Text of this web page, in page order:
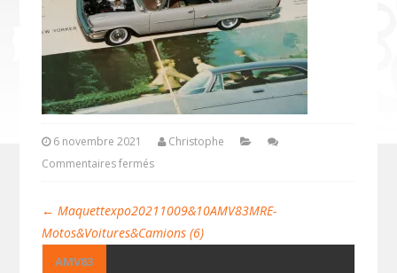
6 novembre 2021
Christophe
Commentaires fermés
← Maquettexpo20211009&10AMV83MRE-
Motos&Voitures&Camions (6)
AMV83